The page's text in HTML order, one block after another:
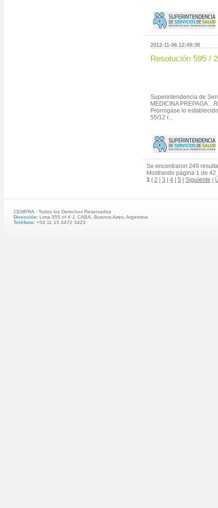
2012-11-06 12:49:38
Resolución 595 /
Superintendencia de
MEDICINA PREPAGA. .
Prorrógase lo
55/12 r...
Se encontraron 249
Mostrando página 1 de 42
1
2 3 4 5 Siguiente
CEMPRA - Todos los Derechos Reservados
Dirección: Lima 355 of 4 J, CABA, Buenos Aires, Argentina
Teléfono: +54 11 15 4472 3423